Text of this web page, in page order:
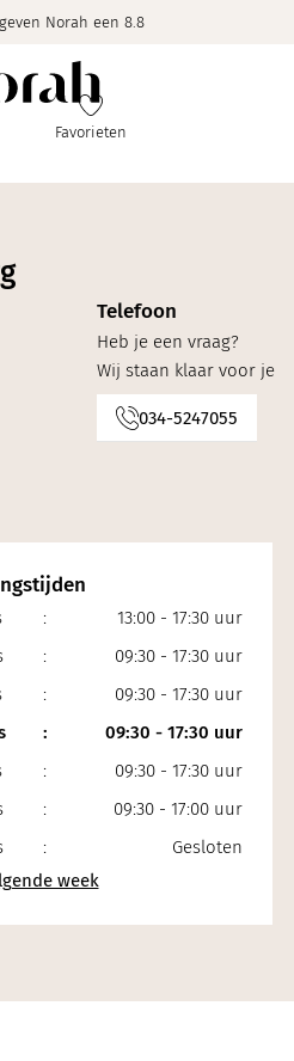
Norah een 8.8
Favorieten
Telefoon
Heb je een vraag?
Wij staan klaar voor je
034-5247055
:
13:00 - 17:30 uur
:
09:30 - 17:30 uur
:
09:30 - 17:30 uur
:
09:30 - 17:30 uur
:
09:30 - 17:30 uur
:
09:30 - 17:00 uur
: Gesloten